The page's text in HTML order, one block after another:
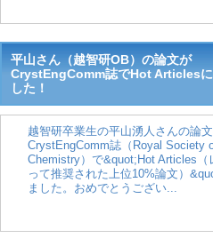
平山さん（越智研OB）の論文が
CrystEngComm誌でHot Articlesに
した！
越智研卒業生の平山湧人さんの論
CrystEngComm誌（Royal Society
Chemistry）で&quot;Hot Articles（
って推奨された上位10%論文）
ました。おめでとうござい...